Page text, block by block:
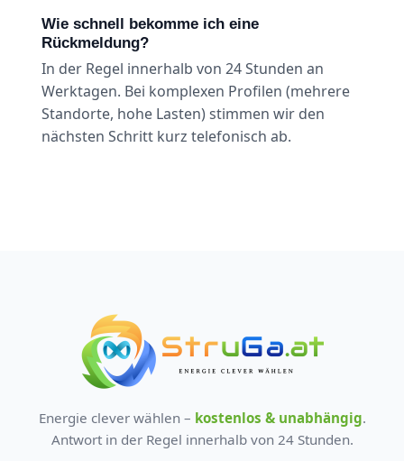
Wie schnell bekomme ich eine
Rückmeldung?
In der Regel innerhalb von 24 Stunden an
Werktagen. Bei komplexen Profilen (mehrere
Standorte, hohe Lasten) stimmen wir den
nächsten Schritt kurz telefonisch ab.
Energie clever wählen – kostenlos & unabhängig.
Antwort in der Regel innerhalb von 24 Stunden.